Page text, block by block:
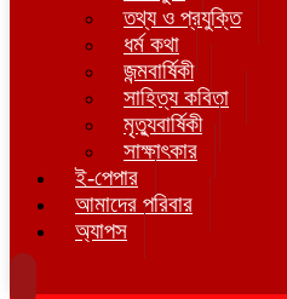
তথ্য ও প্রযুক্তি
ধর্ম কথা
জন্মবার্ষিকী
সাহিত্য কবিতা
মৃত্যুবার্ষিকী
সাক্ষাৎকার
ই-পেপার
আমাদের পরিবার
অ্যাপস